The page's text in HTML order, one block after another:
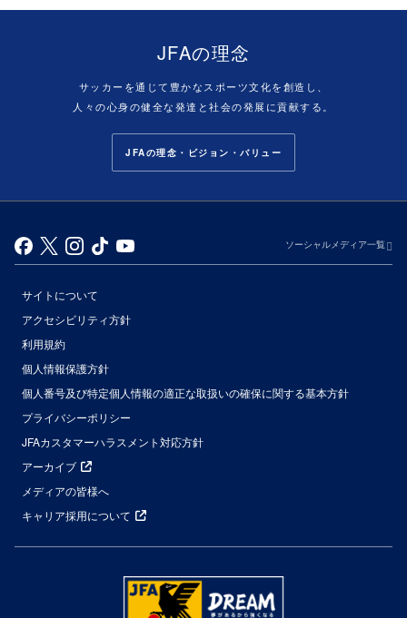
JFAの理念
サッカーを通じて豊かなスポーツ文化を創造し、
人々の心身の健全な発達と社会の発展に貢献する。
JFAの理念・ビジョン・バリュー
ソーシャルメディア一覧
サイトについて
アクセシビリティ方針
利用規約
個人情報保護方針
個人番号及び特定個人情報の適正な取扱いの確保に関する基本方針
プライバシーポリシー
JFAカスタマーハラスメント対応方針
アーカイブ
メディアの皆様へ
キャリア採用について